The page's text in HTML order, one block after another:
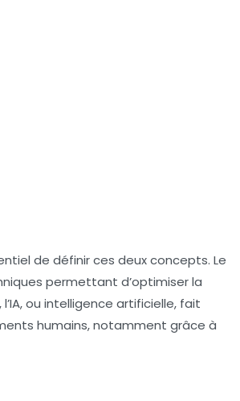
de définir ces deux concepts. Le
permettant d’optimiser la
IA, ou intelligence artificielle, fait
humains, notamment grâce à